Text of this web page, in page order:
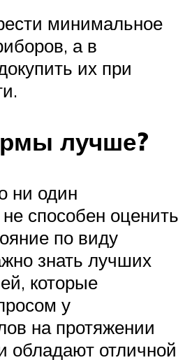
минимальное
а в
их при
лучше?
ни один
способен оценить
по виду
знать лучших
которые
у
на протяжении
обладают отличной